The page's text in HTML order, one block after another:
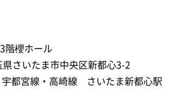
階櫻ホール
さいたま市中央区新都心3-2
宇都宮線・高崎線 さいたま新都心駅